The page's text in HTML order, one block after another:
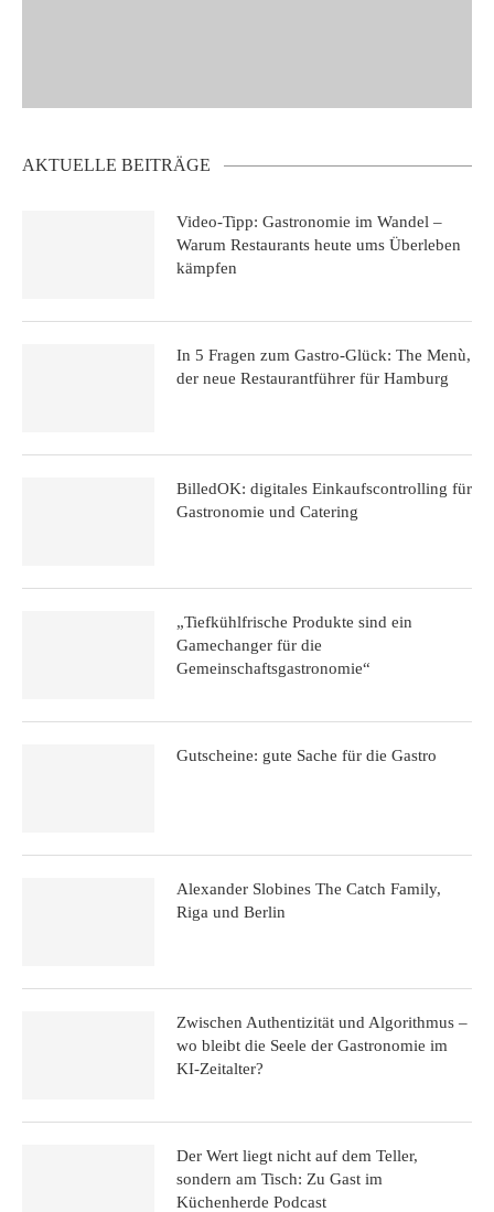
AKTUELLE BEITRÄGE
Video-Tipp: Gastronomie im Wandel –
Warum Restaurants heute ums Überleben
kämpfen
In 5 Fragen zum Gastro-Glück: The Menù,
der neue Restaurantführer für Hamburg
BilledOK: digitales Einkaufscontrolling für
Gastronomie und Catering
„Tiefkühlfrische Produkte sind ein
Gamechanger für die
Gemeinschaftsgastronomie“
Gutscheine: gute Sache für die Gastro
Alexander Slobines The Catch Family,
Riga und Berlin
Zwischen Authentizität und Algorithmus –
wo bleibt die Seele der Gastronomie im
KI-Zeitalter?
Der Wert liegt nicht auf dem Teller,
sondern am Tisch: Zu Gast im
Küchenherde Podcast